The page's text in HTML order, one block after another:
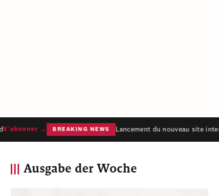
→ BREAKING NEWS Lancement du nouveau site
Ausgabe der Woche